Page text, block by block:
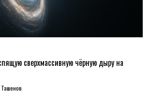
сверхмассивную чёрную дыру на